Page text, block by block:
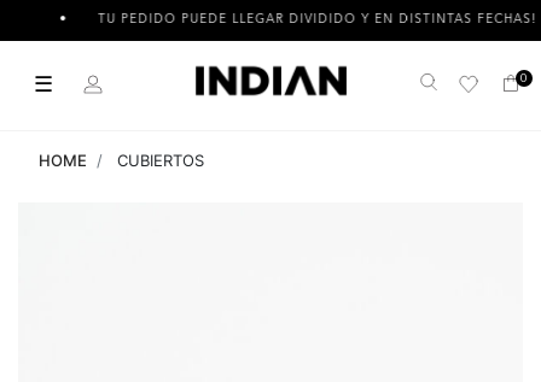
TU PEDIDO PUEDE LLEGAR DIVIDIDO Y EN DISTINTAS FECHAS!
☰ Buscar 0
HOME CUBIERTOS